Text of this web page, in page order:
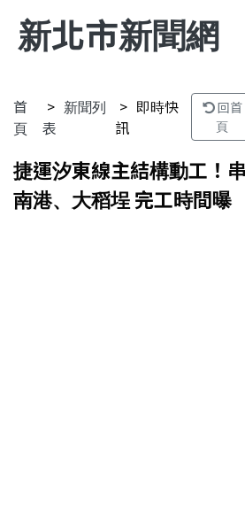
新北市新聞網
首
頁
新聞列
表
即時快
訊
回首
頁
捷運汐東線主結構動工！
南港、大稻埕 完工時間曝